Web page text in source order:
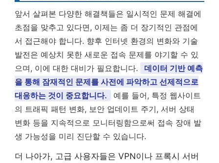
앞서 살펴본 다양한 해결책들은 일시적인 문제 해결에
초점을 맞추고 있다면, 이제는 좀 더 장기적인 관점에
서 접근해야 합니다. 향후 인터넷 환경의 변화와 기술
발전은 예상치 못한 새로운 접속 문제를 야기할 수 있
으며, 이에 대한 대비가 필요합니다.
데이터 기반 예측
을 통해 잠재적인 문제를 사전에 파악하고 선제적으로
대응하는 것이 중요합니다.
예를 들어, 특정 웹사이트
의 트래픽 패턴 변화, 보안 업데이트 주기, 서버 상태
변화 등을 지속적으로 모니터링함으로써 접속 장애 발
생 가능성을 미리 진단할 수 있습니다.
더 나아가, 고급 사용자들은 VPN이나 프록시 서버